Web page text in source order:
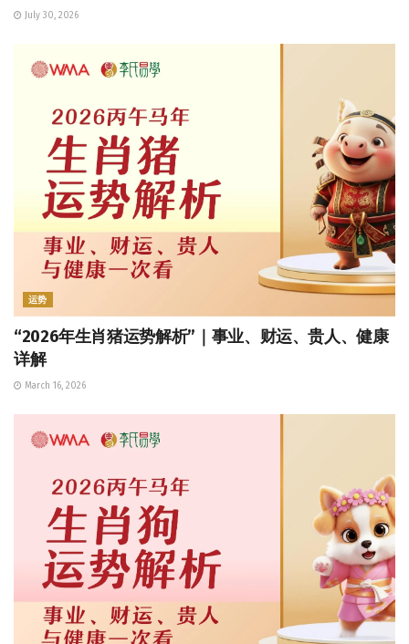
July 30, 2026
运势
“2026年生肖猪运势解析”｜事业、财运、贵人、健康
详解
March 16, 2026